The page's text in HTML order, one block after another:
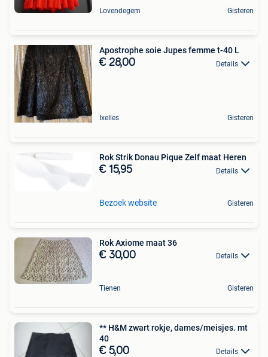
Lovendegem Gisteren
Apostrophe soie Jupes femme t-40 L
€ 28,00 Details
Ixelles Gisteren
Rok Strik Donau Pique Zelf maat Heren
€ 15,95 Details
Bezoek website Gisteren
Rok Axiome maat 36
€ 30,00 Details
Tienen Gisteren
** H&M zwart rokje, dames/meisjes. mt
40
€ 5,00 Details